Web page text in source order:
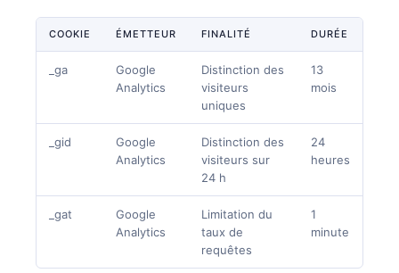
COOKIE ÉMETTEUR FINALITÉ DURÉE
_ga
Google
Analytics
Distinction des
visiteurs
uniques
13
mois
_gid
Google
Analytics
Distinction des
visiteurs sur
24 h
24
heures
_gat
Google
Analytics
Limitation du
taux de
requêtes
1
minute